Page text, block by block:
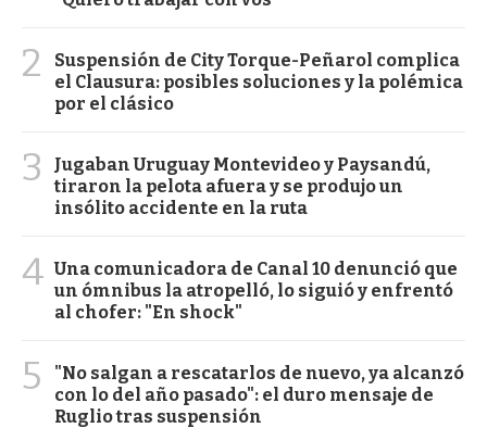
2
Suspensión de City Torque-Peñarol complica
el Clausura: posibles soluciones y la polémica
por el clásico
3
Jugaban Uruguay Montevideo y Paysandú,
tiraron la pelota afuera y se produjo un
insólito accidente en la ruta
4 Una comunicadora de Canal 10 denunció que
un ómnibus la atropelló, lo siguió y enfrentó
al chofer: "En shock"
5
"No salgan a rescatarlos de nuevo, ya alcanzó
con lo del año pasado": el duro mensaje de
Ruglio tras suspensión